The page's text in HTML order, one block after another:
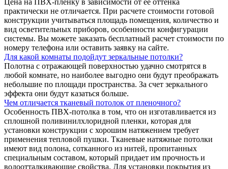
Цена на ПВХ-пленку в зависимости от ее оттенка
практически не отличается. При расчете стоимости готовой
конструкции учитываться площадь помещения, количество и
вид осветительных приборов, особенности конфигурации
системы. Вы можете заказать бесплатный расчет стоимости по
номеру телефона или оставить заявку на сайте.
Для какой комнаты подойдут зеркальные потолки?
Полотна с отражающей поверхностью удачно смотрятся в
любой комнате, но наиболее выгодно они будут преображать
небольшие по площади пространства. За счет зеркального
эффекта они будут казаться больше.
Чем отличается тканевый потолок от пленочного?
Особенность ПВХ-потолка в том, что он изготавливается из
сплошной поливинилхлоридной пленки, которая для
установки конструкции с хорошим натяжением требует
применения тепловой пушки. Тканевые натяжные потолки
имеют вид полона, сотканного из нитей, пропитанных
специальным составом, который придает им прочность и
водоотталкивающие свойства. Для установки покрытия из